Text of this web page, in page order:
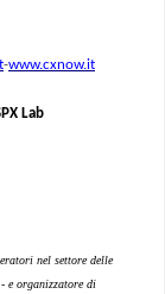
-www.cxnow.it
Lab
nel settore delle
e organizzatore di